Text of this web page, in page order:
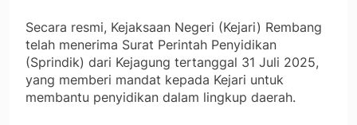
Secara resmi, Kejaksaan Negeri (Kejari) Rembang
telah menerima Surat Perintah Penyidikan
(Sprindik) dari Kejagung tertanggal 31 Juli 2025,
yang memberi mandat kepada Kejari untuk
membantu penyidikan dalam lingkup daerah.